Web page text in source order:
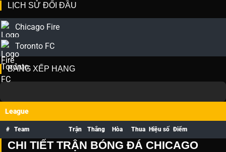
LỊCH SỬ ĐỐI ĐẦU
Chicago Fire
Toronto FC
BẢNG XẾP HẠNG
League
# Team Trận Thắng Hòa Thua Hiệu số Điểm
CHI TIẾT TRẬN BÓNG ĐÁ CHICAGO